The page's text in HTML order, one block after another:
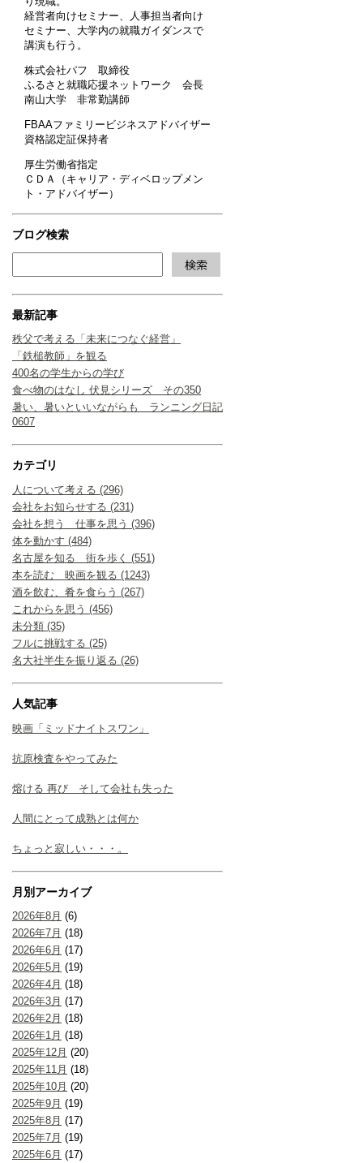
経営者向けセミナー、人事担当者向け
セミナー、大学内の就職ガイダンスで
講演も行う。
株式会社パフ 取締役
ふるさと就職応援ネットワーク 会長
南山大学 非常勤講師
FBAAファミリービジネスアドバイザー
資格認定証保持者
厚生労働省指定
ＣＤＡ（キャリア・ディベロップメン
ト・アドバイザー）
ブログ検索
最新記事
秩父で考える「未来につなぐ経営」
「鉄槌教師」を観る
400名の学生からの学び
食べ物のはなし 伏見シリーズ その350
暑い、暑いといいながらも ランニング日記
0607
カテゴリ
人について考える (296)
会社をお知らせする (231)
会社を想う 仕事を思う (396)
体を動かす (484)
名古屋を知る 街を歩く (551)
本を読む 映画を観る (1243)
酒を飲む、肴を食らう (267)
これからを思う (456)
未分類 (35)
フルに挑戦する (25)
名大社半生を振り返る (26)
人気記事
映画「ミッドナイトスワン」
抗原検査をやってみた
熔ける 再び そして会社も失った
人間にとって成熟とは何か
ちょっと寂しい・・・。
月別アーカイブ
2026年8月 (6)
2026年7月 (18)
2026年6月 (17)
2026年5月 (19)
2026年4月 (18)
2026年3月 (17)
2026年2月 (18)
2026年1月 (18)
2025年12月 (20)
2025年11月 (18)
2025年10月 (20)
2025年9月 (19)
2025年8月 (17)
2025年7月 (19)
2025年6月 (17)